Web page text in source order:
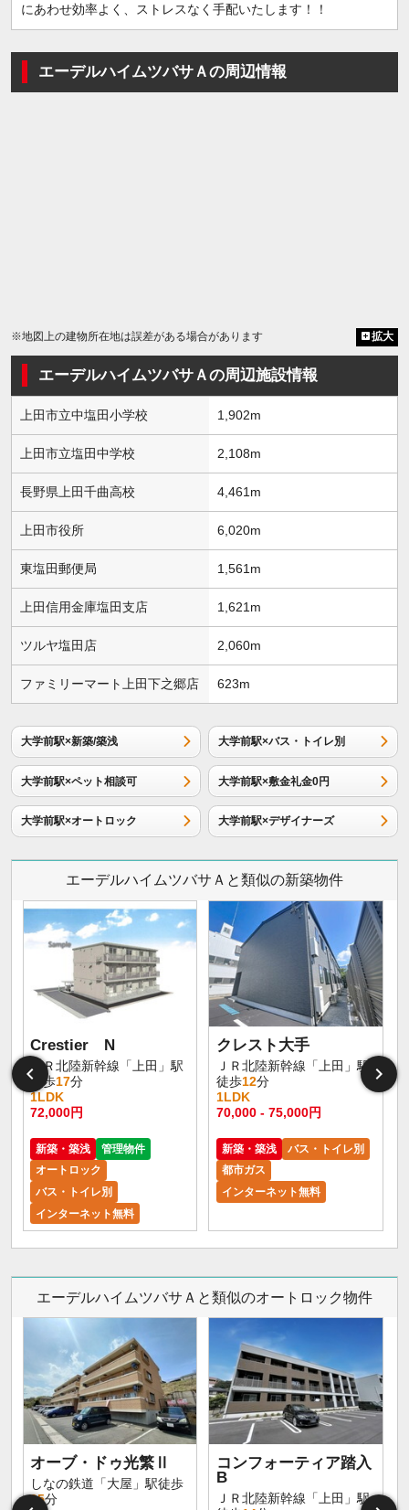
にあわせ効率よく、ストレスなく手配いたします！！
エーデルハイムツバサＡの周辺情報
※地図上の建物所在地は誤差がある場合があります 拡大
エーデルハイムツバサＡの周辺施設情報
上田市立中塩田小学校 1,902m
上田市立塩田中学校 2,108m
長野県上田千曲高校 4,461m
上田市役所 6,020m
東塩田郵便局 1,561m
上田信用金庫塩田支店 1,621m
ツルヤ塩田店 2,060m
ファミリーマート上田下之郷店 623m
大学前駅×新築/築浅 大学前駅×バス・トイレ別
大学前駅×ペット相談可 大学前駅×敷金礼金0円
大学前駅×オートロック 大学前駅×デザイナーズ
エーデルハイムツバサＡと類似の新築物件
Crestier N
ＪＲ北陸新幹線「上田」駅
徒歩17分
1LDK
72,000円
新築・築浅
管理物件
オートロック
バス・トイレ別
インターネット無料
クレスト大手
ＪＲ北陸新幹線「上田」駅
徒歩12分
1LDK
70,000 - 75,000円
新築・築浅
バス・トイレ別
都市ガス
インターネット無料
エーデルハイムツバサＡと類似のオートロック物件
オーブ・ドゥ光繁Ⅱ
しなの鉄道「大屋」駅徒歩
25分
コンフォーティア踏入
B
ＪＲ北陸新幹線「上田」駅